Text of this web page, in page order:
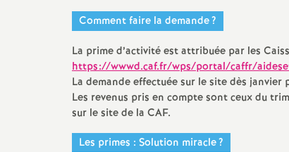
Comment faire la demande?
La prime d’activité est attribuée par les
https://wwwd.caf.fr/wps/portal/caffr/
La demande effectuée sur le site dès
Les revenus pris en compte sont ceux du
sur le site de la CAF.
Les primes : Solution miracle?